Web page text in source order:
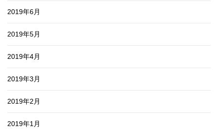
2019年6月
2019年5月
2019年4月
2019年3月
2019年2月
2019年1月